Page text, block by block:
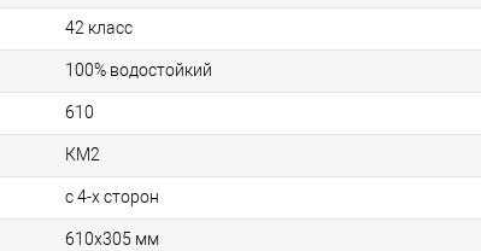
42 класс
100% водостойкий
610
КМ2
с 4-х сторон
610х305 мм